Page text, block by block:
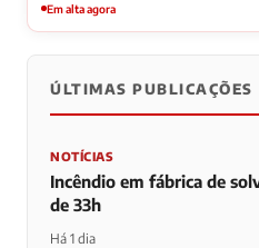
Em alta agora
ÚLTIMAS PUBLICAÇÕES
NOTÍCIAS
Incêndio em fábrica de
de 33h
Há 1 dia